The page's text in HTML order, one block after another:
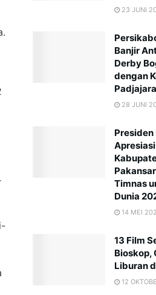
23 JUNI
Banjir
Derby
dengan
28 JUNI
Presiden
Timnas
Dunia
14 MEI
13 Film
Bioskop,
Liburan
12